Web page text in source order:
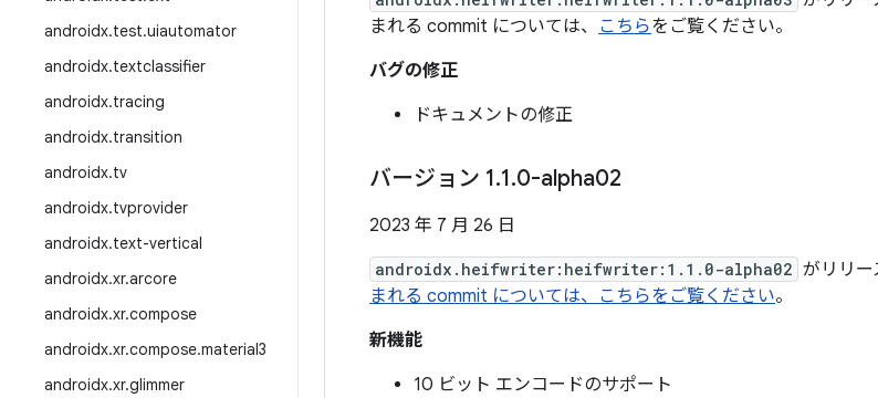
androidx.test.uiautomator
androidx.textclassifier
androidx.tracing
androidx.transition
androidx.tv
androidx.tvprovider
androidx.text-vertical
androidx.xr.arcore
androidx.xr.compose
androidx.xr.compose.material3
androidx.xr.glimmer
まれる commit については、 こちらをご覧ください。
バグの修正
ドキュメントの修正
バージョン 1.1.0-alpha02
2023 年 7 月 26 日
androidx.heifwriter:heifwriter:1.1.0-alpha02 がリリー
まれる commit については、こちらをご覧ください。
新機能
10 ビット エンコードのサポート